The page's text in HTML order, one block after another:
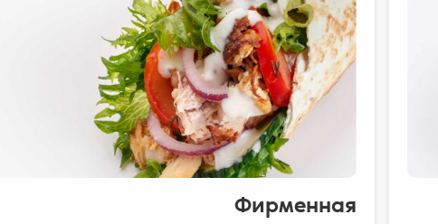
Фирменная